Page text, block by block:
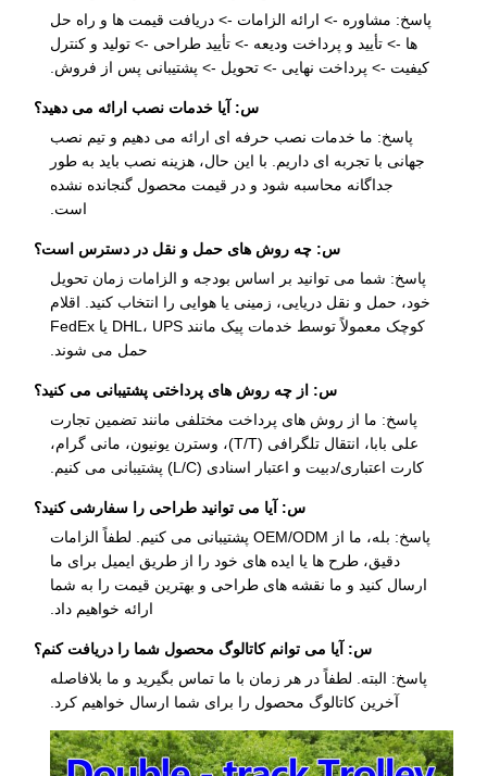
پاسخ: مشاوره -> ارائه الزامات -> دریافت قیمت ها و راه حل
ها -> تأیید و پرداخت ودیعه -> تأیید طراحی -> تولید و کنترل
کیفیت -> پرداخت نهایی -> تحویل -> پشتیبانی پس از فروش.
س: آیا خدمات نصب ارائه می دهید؟
پاسخ: ما خدمات نصب حرفه ای ارائه می دهیم و تیم نصب
جهانی با تجربه ای داریم. با این حال، هزینه نصب باید به طور
جداگانه محاسبه شود و در قیمت محصول گنجانده نشده
است.
س: چه روش های حمل و نقل در دسترس است؟
پاسخ: شما می توانید بر اساس بودجه و الزامات زمان تحویل
خود، حمل و نقل دریایی، زمینی یا هوایی را انتخاب کنید. اقلام
کوچک معمولاً توسط خدمات پیک مانند DHL، UPS یا FedEx
حمل می شوند.
س: از چه روش های پرداختی پشتیبانی می کنید؟
پاسخ: ما از روش های پرداخت مختلفی مانند تضمین تجارت
علی بابا، انتقال تلگرافی (T/T)، وسترن یونیون، مانی گرام،
کارت اعتباری/دبیت و اعتبار اسنادی (L/C) پشتیبانی می کنیم.
س: آیا می توانید طراحی را سفارشی کنید؟
پاسخ: بله، ما از OEM/ODM پشتیبانی می کنیم. لطفاً الزامات
دقیق، طرح ها یا ایده های خود را از طریق ایمیل برای ما
ارسال کنید و ما نقشه های طراحی و بهترین قیمت را به شما
ارائه خواهیم داد.
س: آیا می توانم کاتالوگ محصول شما را دریافت کنم؟
پاسخ: البته. لطفاً در هر زمان با ما تماس بگیرید و ما بلافاصله
آخرین کاتالوگ محصول را برای شما ارسال خواهیم کرد.